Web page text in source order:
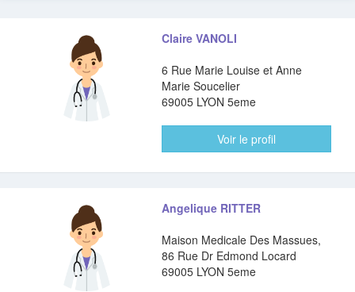
Claire VANOLI
6 Rue Marie Louise et Anne
Marie Soucelier
69005 LYON 5eme
Voir le profil
Angelique RITTER
Maison Medicale Des Massues,
86 Rue Dr Edmond Locard
69005 LYON 5eme